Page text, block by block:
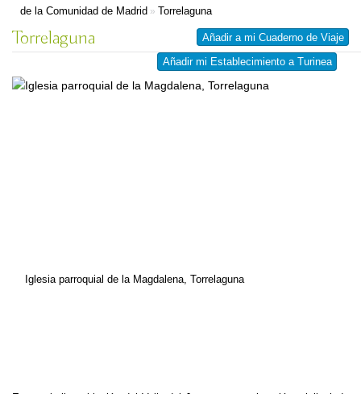
de la Comunidad de Madrid » Torrelaguna
Añadir a mi Cuaderno de Viaje
Añadir mi Establecimiento a Turinea
Torrelaguna
Iglesia parroquial de la Magdalena, Torrelaguna